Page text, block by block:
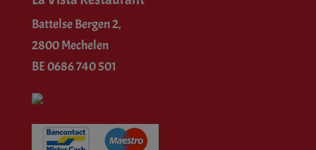
Battelse Bergen 2,
2800 Mechelen
BE 0686 740 501